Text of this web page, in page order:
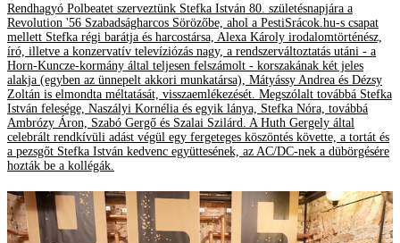
Rendhagyó Polbeatet szerveztünk Stefka István 80. születésnapjára a
Revolution '56 Szabadságharcos Sörözőbe, ahol a PestiSrácok.hu-s csapat
mellett Stefka régi barátja és harcostársa, Alexa Károly irodalomtörténész,
író, illetve a konzervatív televíziózás nagy, a rendszerváltoztatás utáni - a
Horn-Kuncze-kormány által teljesen felszámolt - korszakának két jeles
alakja (egyben az ünnepelt akkori munkatársa), Mátyássy Andrea és Dézsy
Zoltán is elmondta méltatását, visszaemlékezését. Megszólalt továbbá Stefka
István felesége, Naszályi Kornélia és egyik lánya, Stefka Nóra, továbbá
Ambrózy Áron, Szabó Gergő és Szalai Szilárd. A Huth Gergely által
celebrált rendkívüli adást végül egy fergeteges köszöntés követte, a tortát és
a pezsgőt Stefka István kedvenc együttesének, az AC/DC-nek a dübörgésére
hozták be a kollégák.